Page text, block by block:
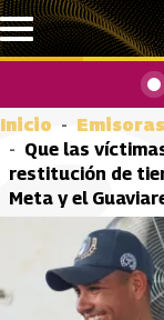
Pasar al contenido
Inicio
Que las
restitución de
Meta y el